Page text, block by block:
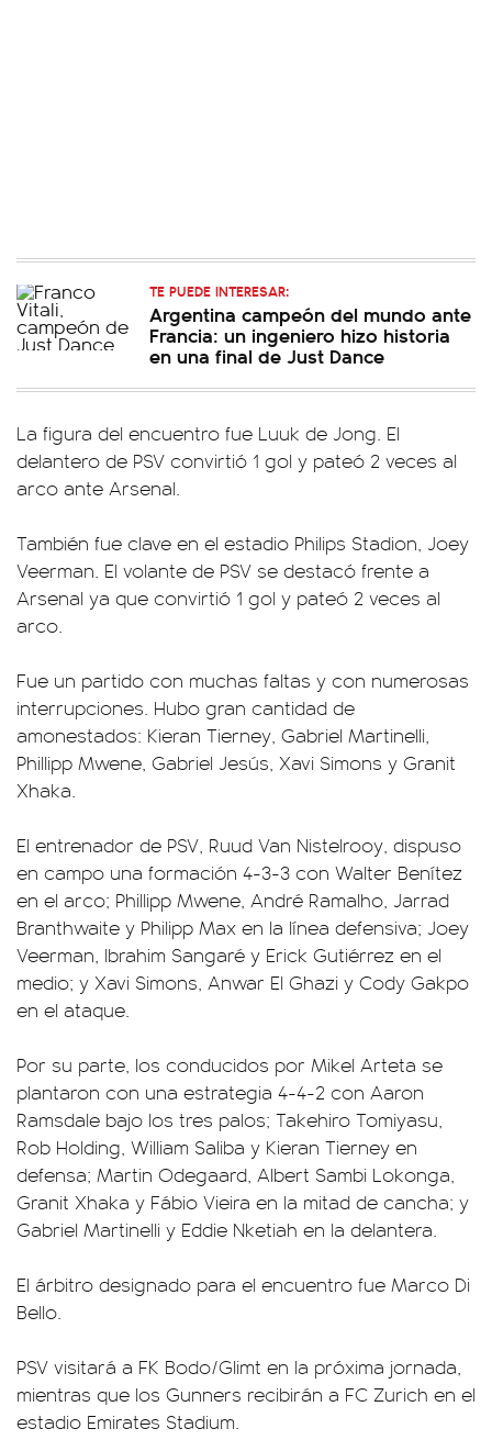
TE PUEDE INTERESAR:
Argentina campeón del mundo ante
Francia: un ingeniero hizo historia
en una final de Just Dance
La figura del encuentro fue Luuk de Jong. El
delantero de PSV convirtió 1 gol y pateó 2 veces al
arco ante Arsenal.
También fue clave en el estadio Philips Stadion, Joey
Veerman. El volante de PSV se destacó frente a
Arsenal ya que convirtió 1 gol y pateó 2 veces al
arco.
Fue un partido con muchas faltas y con numerosas
interrupciones. Hubo gran cantidad de
amonestados: Kieran Tierney, Gabriel Martinelli,
Phillipp Mwene, Gabriel Jesús, Xavi Simons y Granit
Xhaka.
El entrenador de PSV, Ruud Van Nistelrooy, dispuso
en campo una formación 4-3-3 con Walter Benítez
en el arco; Phillipp Mwene, André Ramalho, Jarrad
Branthwaite y Philipp Max en la línea defensiva; Joey
Veerman, Ibrahim Sangaré y Erick Gutiérrez en el
medio; y Xavi Simons, Anwar El Ghazi y Cody Gakpo
en el ataque.
Por su parte, los conducidos por Mikel Arteta se
plantaron con una estrategia 4-4-2 con Aaron
Ramsdale bajo los tres palos; Takehiro Tomiyasu,
Rob Holding, William Saliba y Kieran Tierney en
defensa; Martin Odegaard, Albert Sambi Lokonga,
Granit Xhaka y Fábio Vieira en la mitad de cancha; y
Gabriel Martinelli y Eddie Nketiah en la delantera.
El árbitro designado para el encuentro fue Marco Di
Bello.
PSV visitará a FK Bodo/Glimt en la próxima jornada,
mientras que los Gunners recibirán a FC Zurich en el
estadio Emirates Stadium.